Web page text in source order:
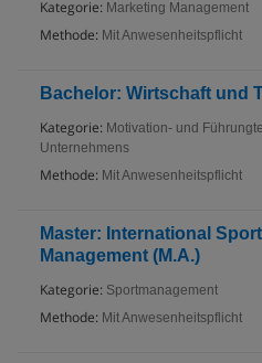
Kategorie: Marketing Management
Methode: Mit Anwesenheitspflicht
Bachelor: Wirtschaft und
Kategorie: Motivation- und
Unternehmens
Methode: Mit Anwesenheitspflicht
Master: International
Management (M.A.)
Kategorie: Sportmanagement
Methode: Mit Anwesenheitspflicht